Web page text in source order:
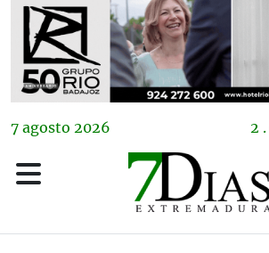
7 agosto 2026 2